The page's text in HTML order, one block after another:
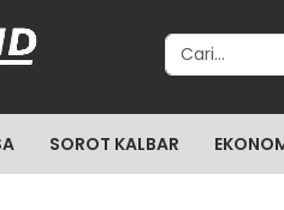
Search for:
SOROT KALBAR